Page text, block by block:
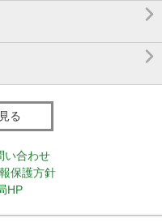


る
い合わせ
保護方針
HP